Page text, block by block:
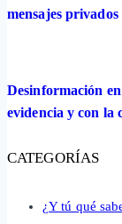
mensajes privados
Desinformación
evidencia y con la
CATEGORÍAS
¿Y tú qué